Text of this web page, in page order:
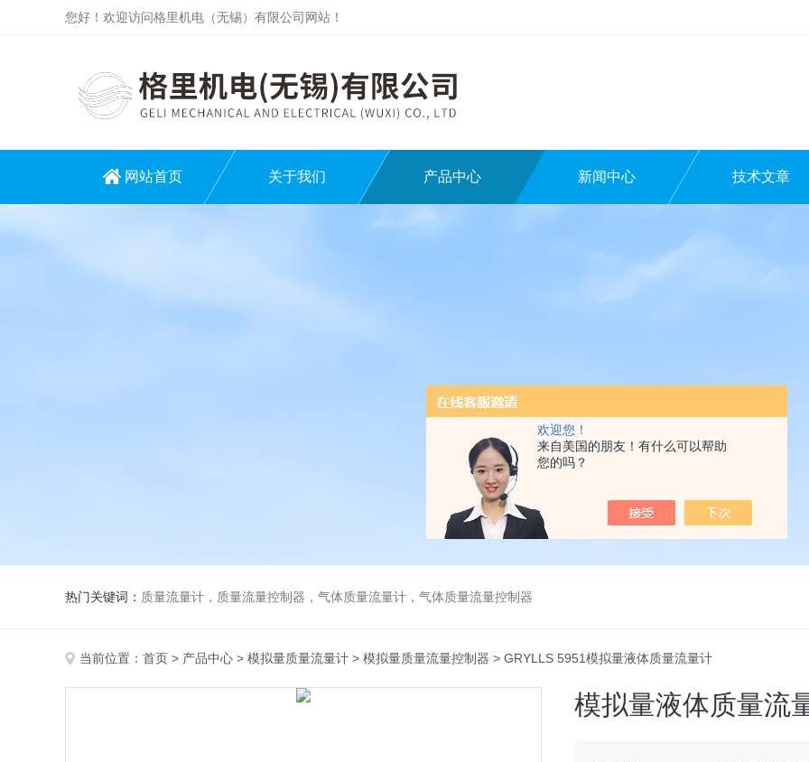
欢迎您！
来自美国的朋友！有什么可以帮助
您的吗？
您好！欢迎访问格里机电（无锡）有限公司网站！
网站首页 关于我们 产品中心 新闻中心 技术文章
热门关键词： 质量流量计，质量流量控制器，气体质量流量计，气体质量流量控制器
当前位置： 首页 > 产品中心 > 模拟量质量流量计 > 模拟量质量流量控制器 > GRYLLS 5951模拟量液体质量流量计
模拟量液体质量流